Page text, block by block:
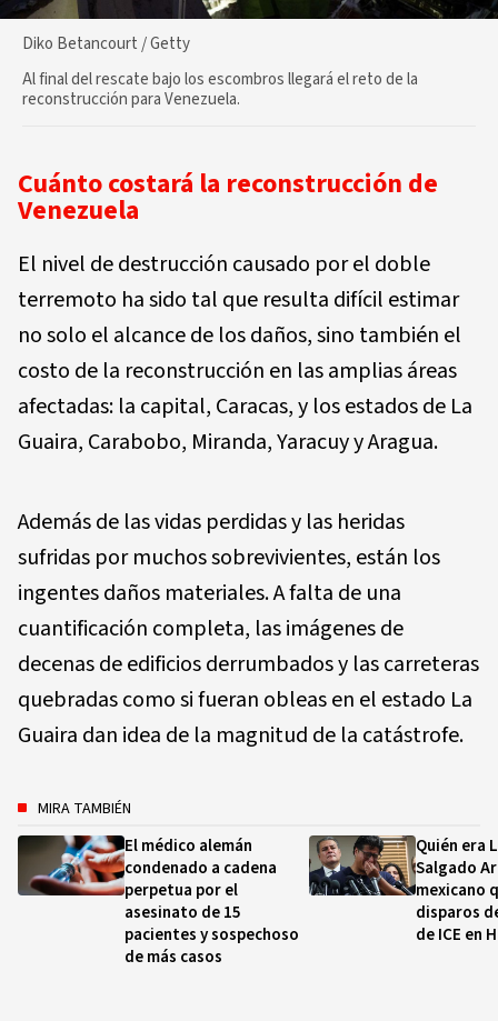
Diko Betancourt / Getty
Al final del rescate bajo los escombros llegará el reto de la
reconstrucción para Venezuela.
Cuánto costará la reconstrucción de
Venezuela
El nivel de destrucción causado por el doble
terremoto ha sido tal que resulta difícil estimar
no solo el alcance de los daños, sino también el
costo de la reconstrucción en las amplias áreas
afectadas: la capital, Caracas, y los estados de La
Guaira, Carabobo, Miranda, Yaracuy y Aragua.
Además de las vidas perdidas y las heridas
sufridas por muchos sobrevivientes, están los
ingentes daños materiales. A falta de una
cuantificación completa, las imágenes de
decenas de edificios derrumbados y las carreteras
quebradas como si fueran obleas en el estado La
Guaira dan idea de la magnitud de la catástrofe.
MIRA TAMBIÉN
El médico alemán
condenado a cadena
perpetua por el
asesinato de 15
pacientes y sospechoso
de más casos
Quién era
Salgado
mexicano
disparos
de ICE en